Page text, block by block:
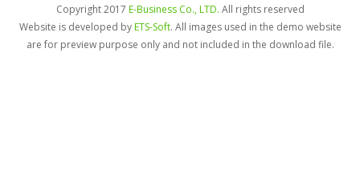
Copyright 2017 E-Business Co., LTD. All rights reserved
Website is developed byETS-Soft. All images used in the demo website
are for preview purpose only and not included in the download file.